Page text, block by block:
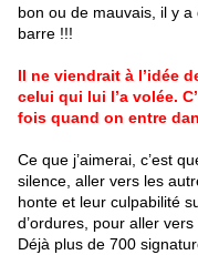
bon ou de mauvais, il y
barre !!!
Il ne viendrait à l’idée
celui qui lui l’a volée.
fois quand on entre
Ce que j’aimerai, c’est
silence, aller vers les
honte et leur culpabilité
d’ordures, pour aller
Déjà plus de 700